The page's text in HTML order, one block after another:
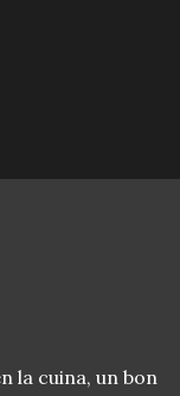
la cuina, un bon